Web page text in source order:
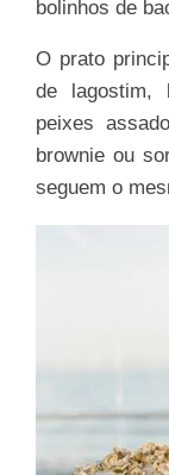
bolinhos de
O prato
de lagostim,
peixes
brownie ou
seguem o